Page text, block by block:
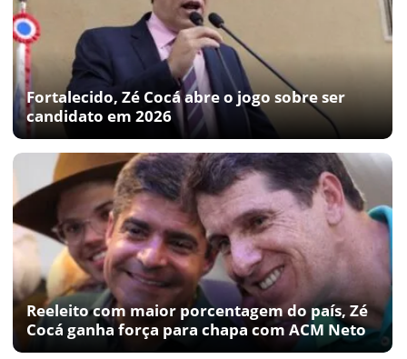
Fortalecido, Zé Cocá abre o jogo sobre ser
candidato em 2026
Reeleito com maior porcentagem do país, Zé
Cocá ganha força para chapa com ACM Neto